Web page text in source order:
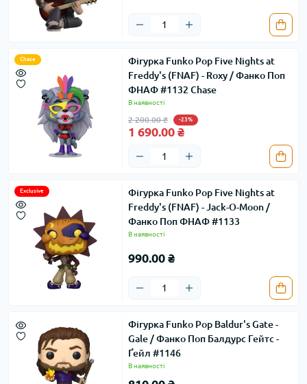
Chase
Фігурка Funko Pop Five Nights at
Freddy's (FNAF) - Roxy / Фанко Поп
ФНАФ #1132 Chase
В наявності
2 200.00 ₴ -23%
1 690.00 ₴
Exclusive
Фігурка Funko Pop Five Nights at
Freddy's (FNAF) - Jack-O-Moon /
Фанко Поп ФНАФ #1133
В наявності
990.00 ₴
Фігурка Funko Pop Baldur's Gate -
Gale / Фанко Поп Балдурс Гейтс -
Ґейл #1146
В наявності